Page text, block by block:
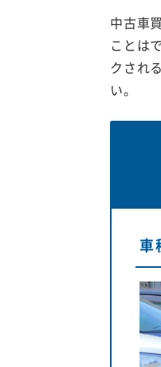
中古車
ことは
クされ
い。
車